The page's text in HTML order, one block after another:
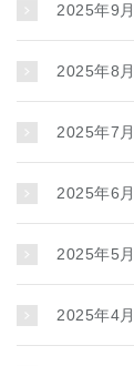
2025年9月
2025年8月
2025年7月
2025年6月
2025年5月
2025年4月